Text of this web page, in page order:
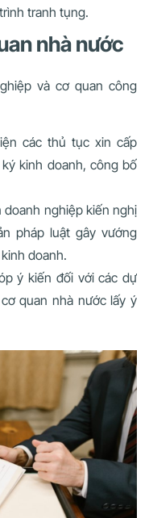
tranh tụng.
nhà nước
và cơ quan công
các thủ tục xin cấp
kinh doanh, công bố
nghiệp kiến nghị
pháp luật gây vướng
doanh.
ý kiến đối với các dự
quan nhà nước lấy ý